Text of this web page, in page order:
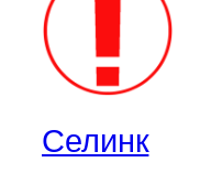
Селинк